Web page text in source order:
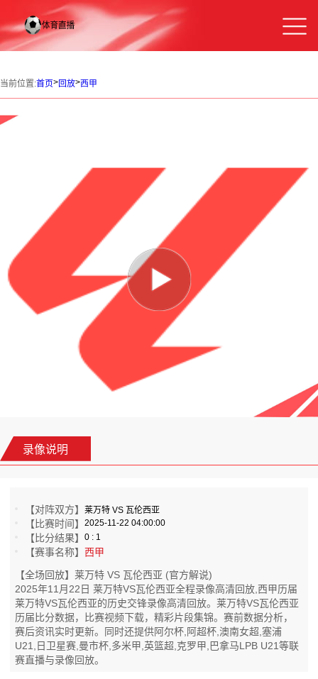
当前位置:首页>回放>西甲
录像说明
【对阵双方】莱万特 VS 瓦伦西亚
【比赛时间】2025-11-22 04:00:00
【比分结果】0 : 1
【赛事名称】西甲
【全场回放】莱万特 VS 瓦伦西亚 (官方解说)
2025年11月22日 莱万特VS瓦伦西亚全程录像高清回放,西甲历届
莱万特VS瓦伦西亚的历史交锋录像高清回放。莱万特VS瓦伦西亚
历届比分数据，比赛视频下载，精彩片段集锦。赛前数据分析，
赛后资讯实时更新。同时还提供阿尔杯,阿超杯,澳南女超,塞浦
U21,日卫星赛,曼市杯,多米甲,英篮超,克罗甲,巴拿马LPB U21等联
赛直播与录像回放。